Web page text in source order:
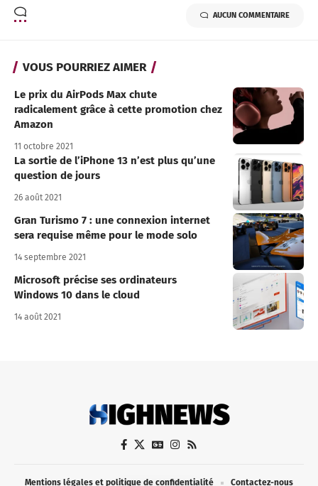
AUCUN COMMENTAIRE
VOUS POURRIEZ AIMER
Le prix du AirPods Max chute
radicalement grâce à cette promotion chez
Amazon
11 octobre 2021
La sortie de l’iPhone 13 n’est plus qu’une
question de jours
26 août 2021
Gran Turismo 7 : une connexion internet
sera requise même pour le mode solo
14 septembre 2021
Microsoft précise ses ordinateurs
Windows 10 dans le cloud
14 août 2021
Mentions légales et politique de confidentialité Contactez-nous